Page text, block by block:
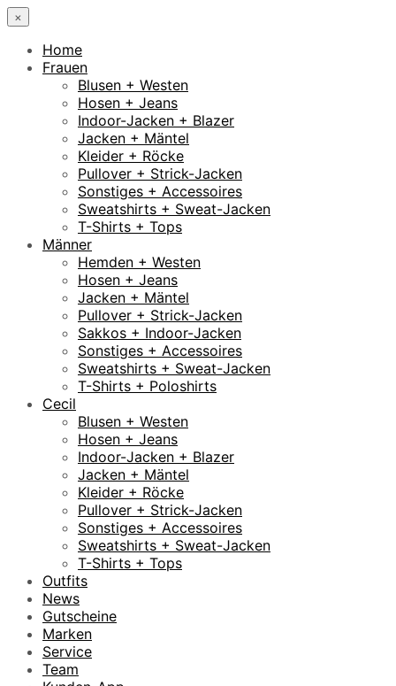
×
Home
Frauen
Blusen + Westen
Hosen + Jeans
Indoor-Jacken + Blazer
Jacken + Mäntel
Kleider + Röcke
Pullover + Strick-Jacken
Sonstiges + Accessoires
Sweatshirts + Sweat-Jacken
T-Shirts + Tops
Männer
Hemden + Westen
Hosen + Jeans
Jacken + Mäntel
Pullover + Strick-Jacken
Sakkos + Indoor-Jacken
Sonstiges + Accessoires
Sweatshirts + Sweat-Jacken
T-Shirts + Poloshirts
Cecil
Blusen + Westen
Hosen + Jeans
Indoor-Jacken + Blazer
Jacken + Mäntel
Kleider + Röcke
Pullover + Strick-Jacken
Sonstiges + Accessoires
Sweatshirts + Sweat-Jacken
T-Shirts + Tops
Outfits
News
Gutscheine
Marken
Service
Team